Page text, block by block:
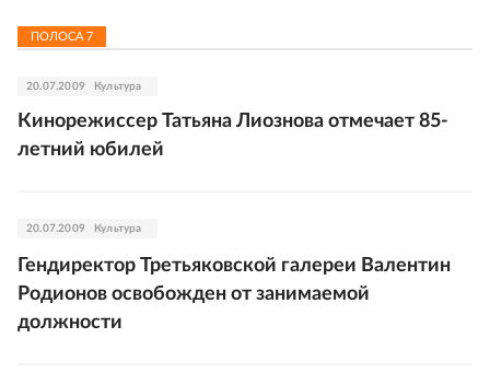
ПОЛОСА 7
20.07.2009 Культура
Кинорежиссер Татьяна Лиознова отмечает 85-
летний юбилей
20.07.2009 Культура
Гендиректор Третьяковской галереи Валентин
Родионов освобожден от занимаемой
должности